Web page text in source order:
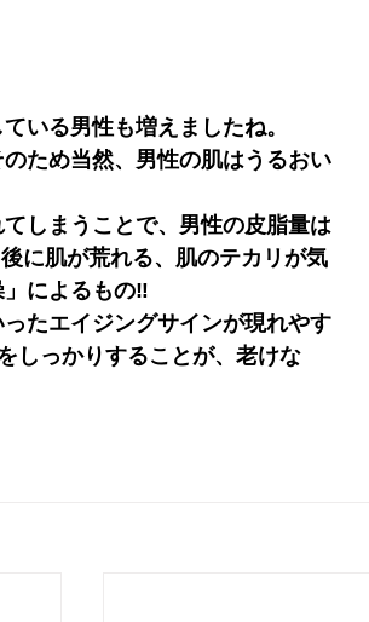
いる男性も増えましたね。
ため当然、男性の肌はうるおい
しまうことで、男性の皮脂量は
に肌が荒れる、肌のテカリが気
によるもの‼︎
たエイジングサインが現れやす
しっかりすることが、老けな